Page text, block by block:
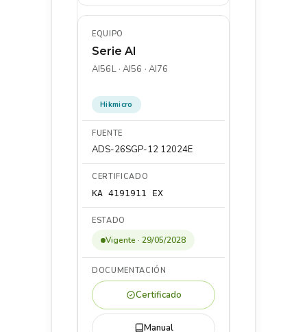
Serie AI
AI56L · AI56 · AI76
Hikmicro
ADS-26SGP-12 12024E
KA 4191911 EX
Vigente · 29/05/2028
Certificado
Manual